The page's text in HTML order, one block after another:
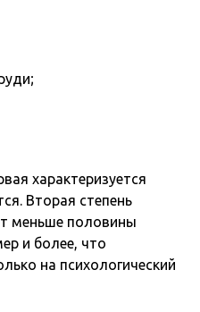
характеризуется
Вторая степень
меньше половины
и более, что
на психологический